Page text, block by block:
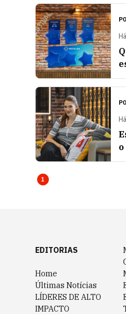
1
EDITORIAS
Home
Últimas Notícias
LÍDERES DE ALTO
IMPACTO